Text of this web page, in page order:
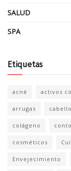
SALUD
SPA
Etiquetas
acné activos
arrugas cabello
colágeno
cosméticos
Envejecimiento